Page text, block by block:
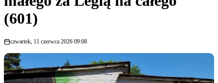
(601)
czwartek, 11 czerwca 2026 09:08